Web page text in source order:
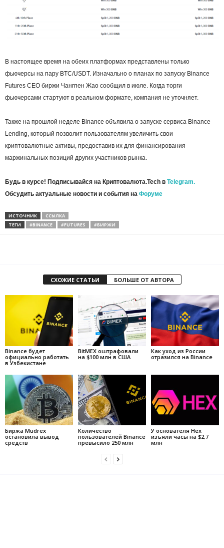
В настоящее время на обеих платформах представлены только
фьючерсы на пару BTC/USDT. Изначально о планах по запуску Binance
Futures CEO биржи Чангпен Жао сообщил в июле. Когда торги
фьючерсами стартуют в реальном формате, компания не уточняет.
Также на прошлой неделе Binance объявила о запуске сервиса Binance
Lending, который позволит пользователям увеличить свои
криптовалютные активы, предоставив их для финансирования
маржинальных позиций других участников рынка.
Будь в курсе! Подписывайся на Криптовалюта.Tech в Telegram.
Обсудить актуальные новости и события на Форуме
ИСТОЧНИК
ССЫЛКА
ТЕГИ
#BINANCE #FUTURES #БИРЖИ
СХОЖИЕ СТАТЬИ БОЛЬШЕ ОТ АВТОРА
Binance будет
официально работать
в Узбекистане
BitMEX оштрафовали
на $100 млн в США
Как уход из России
отразился на Binance
Биржа Mudrex
остановила вывод
средств
Количество
пользователей Binance
превысило 250 млн
У основателя Hex
изъяли часы на $2,7
млн